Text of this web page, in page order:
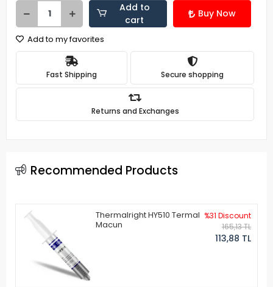
Add to
cart
Buy Now
Add to my favorites
Fast Shipping Secure shopping
Returns and Exchanges
Recommended Products
Thermalright HY510 Termal
Macun
%31 Discount
165,13 TL
113,88 TL